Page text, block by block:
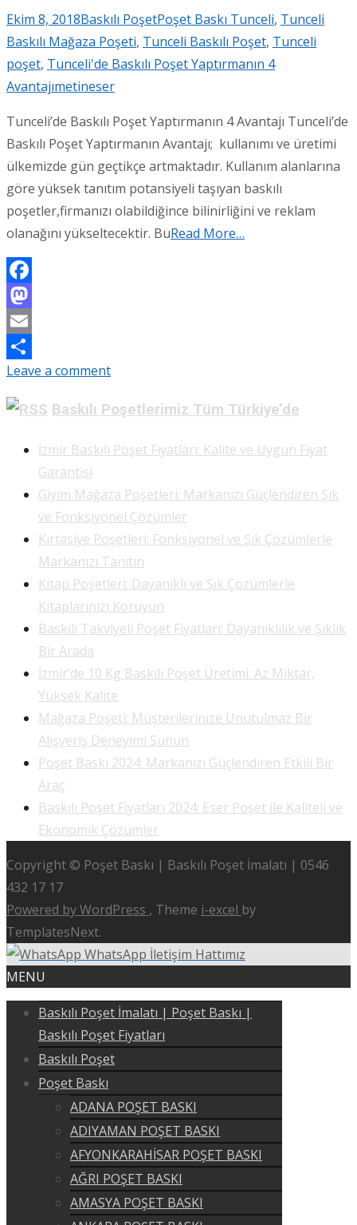
Ekim 8, 2018Baskılı PoşetPoşet Baskı Tunceli, Tunceli
Baskılı Mağaza Poşeti, Tunceli Baskılı Poşet, Tunceli
poşet, Tunceli'de Baskılı Poşet Yaptırmanın 4
Avantajımetineser
Tunceli’de Baskılı Poşet Yaptırmanın 4 Avantajı Tunceli’de
Baskılı Poşet Yaptırmanın Avantajı; kullanımı ve üretimi
ülkemizde gün geçtikçe artmaktadır. Kullanım alanlarına
göre yüksek tanıtım potansiyeli taşıyan baskılı
poşetler,firmanızı olabildiğince bilinirliğini ve reklam
olanağını yükseltecektir. BuRead More…
Facebook
Mastodon
Email
Share
Leave a comment
Baskılı Poşetlerimiz Tüm Türkiye’de
İzmir Baskılı Poşet Fiyatları: Kalite ve Uygun Fiyat
Garantisi
Giyim Mağaza Poşetleri: Markanızı Güçlendiren Şık
ve Fonksiyonel Çözümler
Kırtasiye Poşetleri: Fonksiyonel ve Şık Çözümlerle
Markanızı Tanıtın
Kitap Poşetleri: Dayanıklı ve Şık Çözümlerle
Kitaplarınızı Koruyun
Baskılı Takviyeli Poşet Fiyatları: Dayanıklılık ve Şıklık
Bir Arada
İzmir’de 10 Kg Baskılı Poşet Üretimi: Az Miktar,
Yüksek Kalite
Mağaza Poşeti: Müşterilerinize Unutulmaz Bir
Alışveriş Deneyimi Sunun
Poşet Baskı 2024: Markanızı Güçlendiren Etkili Bir
Araç
Baskılı Poşet Fiyatları 2024: Eser Poşet ile Kaliteli ve
Ekonomik Çözümler
Copyright © Poşet Baskı | Baskılı Poşet İmalatı | 0546
432 17 17
Powered by WordPress , Theme i-excel by
TemplatesNext.
WhatsApp İletişim Hattımız
MENU
Baskılı Poşet İmalatı | Poşet Baskı |
Baskılı Poşet Fiyatları
Baskılı Poşet
Poşet Baskı
ADANA POŞET BASKI
ADIYAMAN POŞET BASKI
AFYONKARAHİSAR POŞET BASKI
AĞRI POŞET BASKI
AMASYA POŞET BASKI